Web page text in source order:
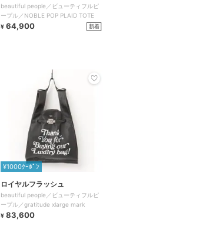
beautiful people／ビューティフルピ
ープル／NOBLE POP PLAID TOTE
¥ 64,900 新着
¥1000ｸｰﾎﾟﾝ
ロイヤルフラッシュ
beautiful people／ビューティフルピ
ープル／gratitude xlarge mark
¥ 83,600